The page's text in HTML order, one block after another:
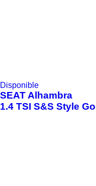
Disponible
SEAT Alhambra
1.4 TSI S&S Style